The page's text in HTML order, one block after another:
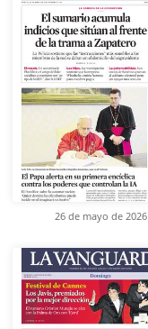
26 de mayo de 2026